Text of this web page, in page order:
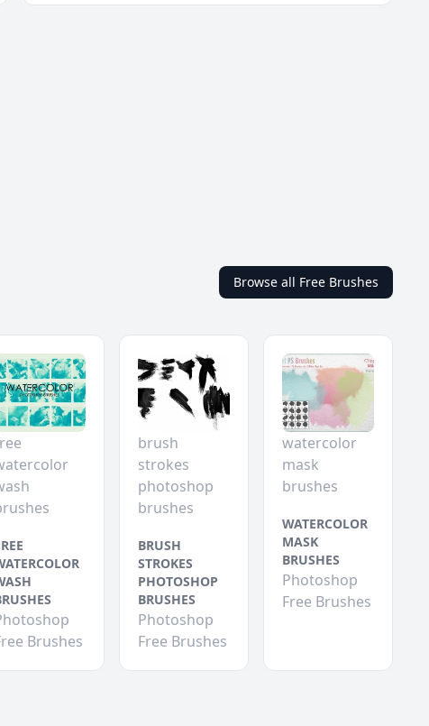
Browse all Free Brushes
Brushes
brush
strokes
photoshop
brushes
BRUSH
STROKES
PHOTOSHOP
BRUSHES
Photoshop
Free Brushes
watercolor
mask
brushes
WATERCOLOR
MASK
BRUSHES
Photoshop
Free Brushes